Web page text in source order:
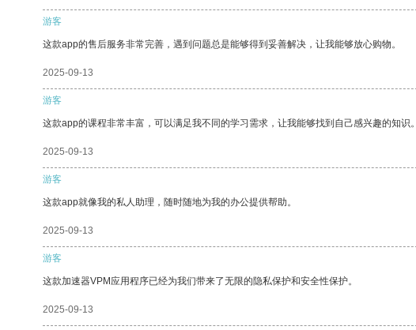
游客
这款app的售后服务非常完善，遇到问题总是能够得到妥善解决，让我能够放心购物。
2025-09-13
游客
这款app的课程非常丰富，可以满足我不同的学习需求，让我能够找到自己感兴趣的知识。
2025-09-13
游客
这款app就像我的私人助理，随时随地为我的办公提供帮助。
2025-09-13
游客
这款加速器VPM应用程序已经为我们带来了无限的隐私保护和安全性保护。
2025-09-13